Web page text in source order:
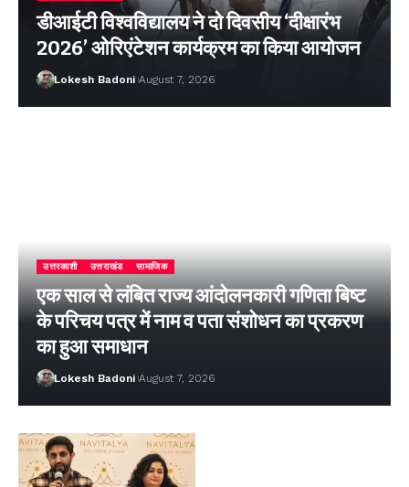
डीआईटी विश्वविद्यालय ने दो दिवसीय ‘दीक्षारंभ
2026’ ओरिएंटेशन कार्यक्रम का किया आयोजन
Lokesh Badoni August 7, 2026
उत्तरकाशी उत्तराखंड सामाजिक
एक साल से लंबित राज्य आंदोलनकारी गणिता बिष्ट
के परिचय पत्र में नाम व पता संशोधन का प्रकरण
का हुआ समाधान
Lokesh Badoni August 7, 2026